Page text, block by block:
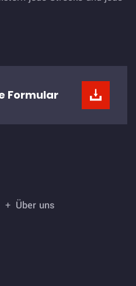
Formular
Über uns